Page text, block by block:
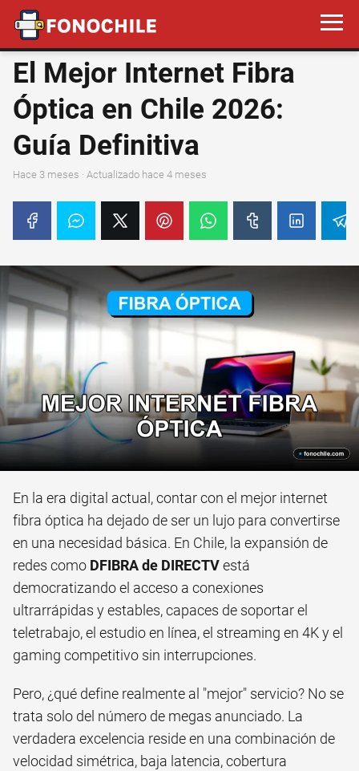
El Mejor Internet Fibra
Óptica en Chile 2026:
Guía Definitiva
hace 3 meses · Actualizado hace 4 meses
En la era digital actual, contar con el mejor internet
fibra óptica ha dejado de ser un lujo para convertirse
en una necesidad básica. En Chile, la expansión de
redes como DFIBRA de DIRECTVestá
democratizando el acceso a conexiones
ultrarrápidas y estables, capaces de soportar el
teletrabajo, el estudio en línea, el streaming en 4K y el
gaming competitivo sin interrupciones.
Pero, ¿qué define realmente al "mejor" servicio? No se
trata solo del número de megas anunciado. La
verdadera excelencia reside en una combinación de
velocidad simétrica, baja latencia, cobertura